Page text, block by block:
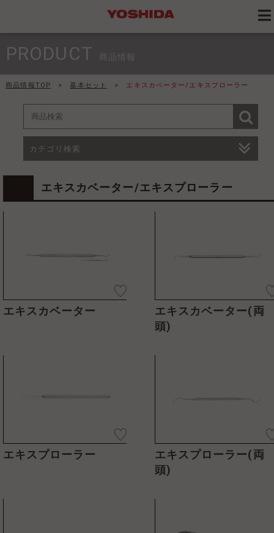
PRODUCT 商品情報
商品情報TOP > 基本セット > エキスカベーター/エキスプローラー
カテゴリ検索
エキスカベーター/エキスプローラー
エキスカベーター
エキスカベーター(両
頭)
エキスプローラー
エキスプローラー(両
頭)